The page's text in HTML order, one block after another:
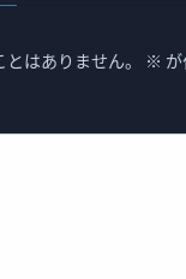
はありません。 ※